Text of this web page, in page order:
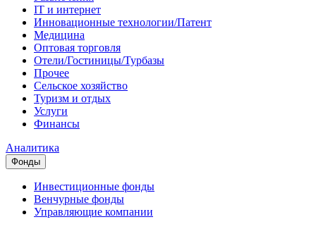
IT и интернет
Инновационные технологии/Патент
Медицина
Оптовая торговля
Отели/Гостиницы/Турбазы
Прочее
Сельское хозяйство
Туризм и отдых
Услуги
Финансы
Аналитика
Фонды
Инвестиционные фонды
Венчурные фонды
Управляющие компании